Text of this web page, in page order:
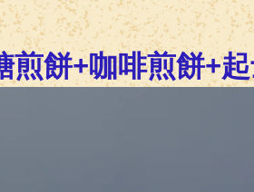
煎餅+咖啡煎餅+